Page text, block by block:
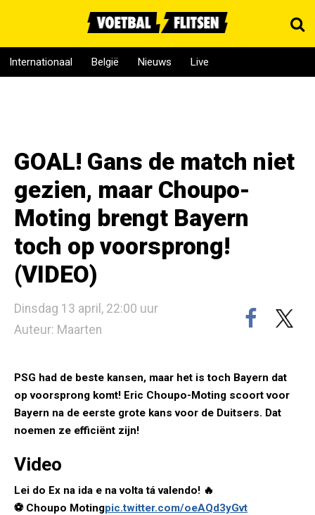
Internationaal België Nieuws Live
GOAL! Gans de match niet
gezien, maar Choupo-
Moting brengt Bayern
toch op voorsprong!
(VIDEO)
Dinsdag 13 april, 22:00 uur
Auteur: Maarten
PSG had de beste kansen, maar het is toch Bayern dat
op voorsprong komt! Eric Choupo-Moting scoort voor
Bayern na de eerste grote kans voor de Duitsers. Dat
noemen ze efficiënt zijn!
Video
Lei do Ex na ida e na volta tá valendo! 🔥
⚽️ Choupo Motingpic.twitter.com/oeAQd3yGvt